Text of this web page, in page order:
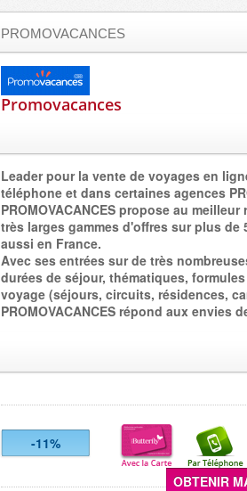
PROMOVACANCES
Promovacances
Leader pour la vente de voyages en
téléphone et dans certaines agences
PROMOVACANCES propose au
très larges gammes d'offres sur plus
aussi en France.
Avec ses entrées sur de très
durées de séjour, thématiques,
voyage (séjours, circuits, résidences,
PROMOVACANCES répond aux envies
-11%
OBTENIR